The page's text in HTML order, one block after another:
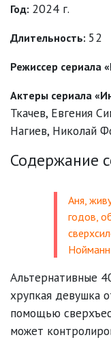
Год: 2024 г.
Длительность: 52
Режиссер сериала
Актеры сериала
Ткачев, Евгения
Нагиев, Николай
Содержание
Аня,
годов,
Альтернативные
хрупкая девушка
помощью
может